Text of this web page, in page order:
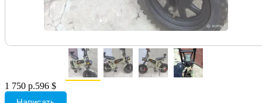
1 750 р.596 $